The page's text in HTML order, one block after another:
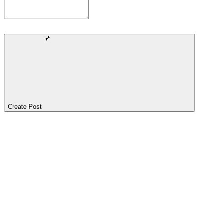
Create Post